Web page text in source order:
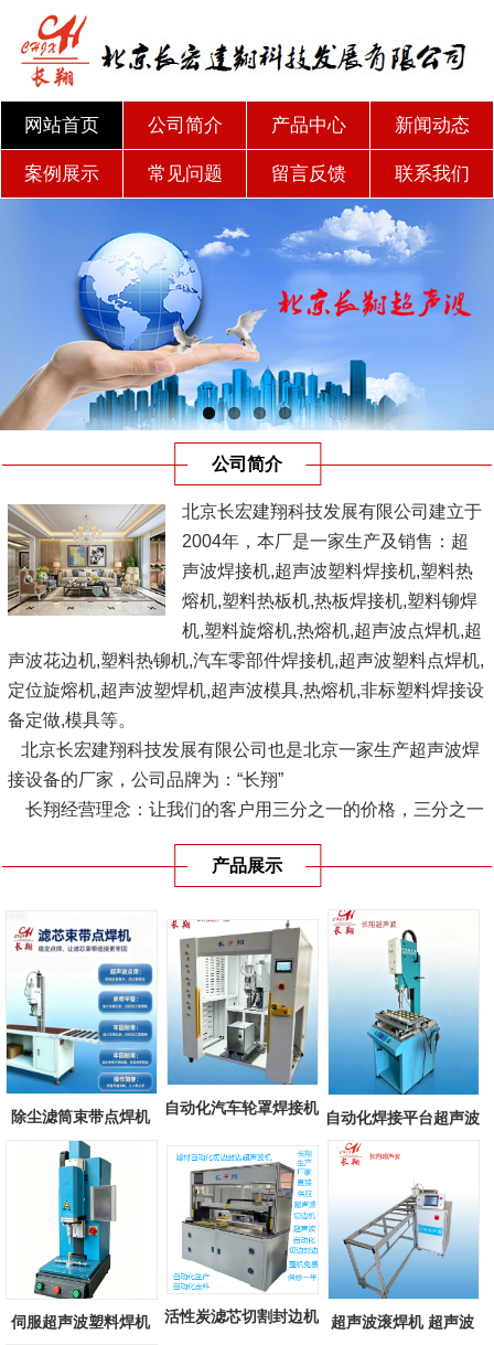
网站首页 公司简介 产品中心 新闻动态
案例展示 常见问题 留言反馈 联系我们
公司简介
北京长宏建翔科技发展有限公司建立于
2004年，本厂是一家生产及销售：超
声波焊接机,超声波塑料焊接机,塑料热
熔机,塑料热板机,热板焊接机,塑料铆焊
机,塑料旋熔机,热熔机,超声波点焊机,超
声波花边机,塑料热铆机,汽车零部件焊接机,超声波塑料点焊机,
定位旋熔机,超声波塑焊机,超声波模具,热熔机,非标塑料焊接设
备定做,模具等。
北京长宏建翔科技发展有限公司也是北京一家生产超声波焊
接设备的厂家，公司品牌为：“长翔”
长翔经营理念：让我们的客户用三分之一的价格，三分之一
业结成互利联盟，共同...
[查看详情]
产品展示
除尘滤筒束带点焊机
滤筒束带超...
自动化汽车轮罩焊接机
自动化焊接平台超声波
焊接机 自...
伺服超声波塑料焊机
活性炭滤芯切割封边机
超声波滚焊机 超声波